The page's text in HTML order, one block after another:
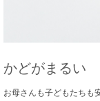
かどがまるい
お母さんも子どもたちも